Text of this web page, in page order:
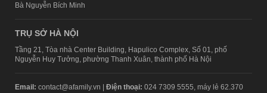
Bà Nguyễn Bích Minh
TRỤ SỞ HÀ NỘI
Tầng 21, Tòa nhà Center Building, Hapulico Complex, Số 01, phố
Nguyễn Huy Tưởng, phường Thanh Xuân, thành phố Hà Nội
Email: contact@afamily.vn | Điện thoại: 024 7309 5555, máy lẻ 62.370